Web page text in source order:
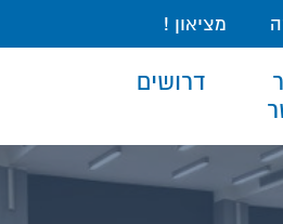
מציאון !
דרושים